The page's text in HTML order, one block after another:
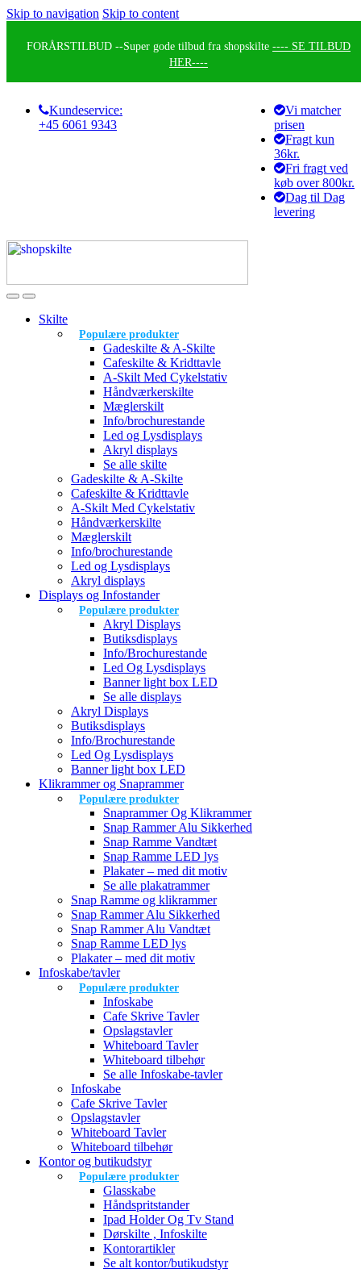
Skip to navigation Skip to content
FORÅRSTILBUD --Super gode tilbud fra shopskilte ---- SE TILBUD
HER----
Kundeservice:
+45 6061 9343
Vi matcher
prisen
Fragt kun
36kr.
Fri fragt ved
køb over 800kr.
Dag til Dag
levering
Skilte
Populære produkter
Gadeskilte & A-Skilte
Cafeskilte & Kridttavle
A-Skilt Med Cykelstativ
Håndværkerskilte
Mæglerskilt
Info/brochurestande
Led og Lysdisplays
Akryl displays
Se alle skilte
Gadeskilte & A-Skilte
Cafeskilte & Kridttavle
A-Skilt Med Cykelstativ
Håndværkerskilte
Mæglerskilt
Info/brochurestande
Led og Lysdisplays
Akryl displays
Displays og Infostander
Populære produkter
Akryl Displays
Butiksdisplays
Info/Brochurestande
Led Og Lysdisplays
Banner light box LED
Se alle displays
Akryl Displays
Butiksdisplays
Info/Brochurestande
Led Og Lysdisplays
Banner light box LED
Klikrammer og Snaprammer
Populære produkter
Snaprammer Og Klikrammer
Snap Rammer Alu Sikkerhed
Snap Ramme Vandtæt
Snap Ramme LED lys
Plakater – med dit motiv
Se alle plakatrammer
Snap Ramme og klikrammer
Snap Rammer Alu Sikkerhed
Snap Rammer Alu Vandtæt
Snap Ramme LED lys
Plakater – med dit motiv
Infoskabe/tavler
Populære produkter
Infoskabe
Cafe Skrive Tavler
Opslagstavler
Whiteboard Tavler
Whiteboard tilbehør
Se alle Infoskabe-tavler
Infoskabe
Cafe Skrive Tavler
Opslagstavler
Whiteboard Tavler
Whiteboard tilbehør
Kontor og butikudstyr
Populære produkter
Glasskabe
Håndspritstander
Ipad Holder Og Tv Stand
Dørskilte , Infoskilte
Kontorartikler
Se alt kontor/butikudstyr